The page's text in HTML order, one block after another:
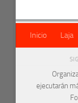
Inicio Laja
ejecutarán